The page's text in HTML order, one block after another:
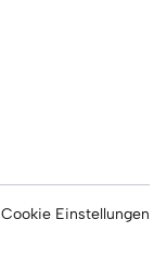
Cookie Einstellungen